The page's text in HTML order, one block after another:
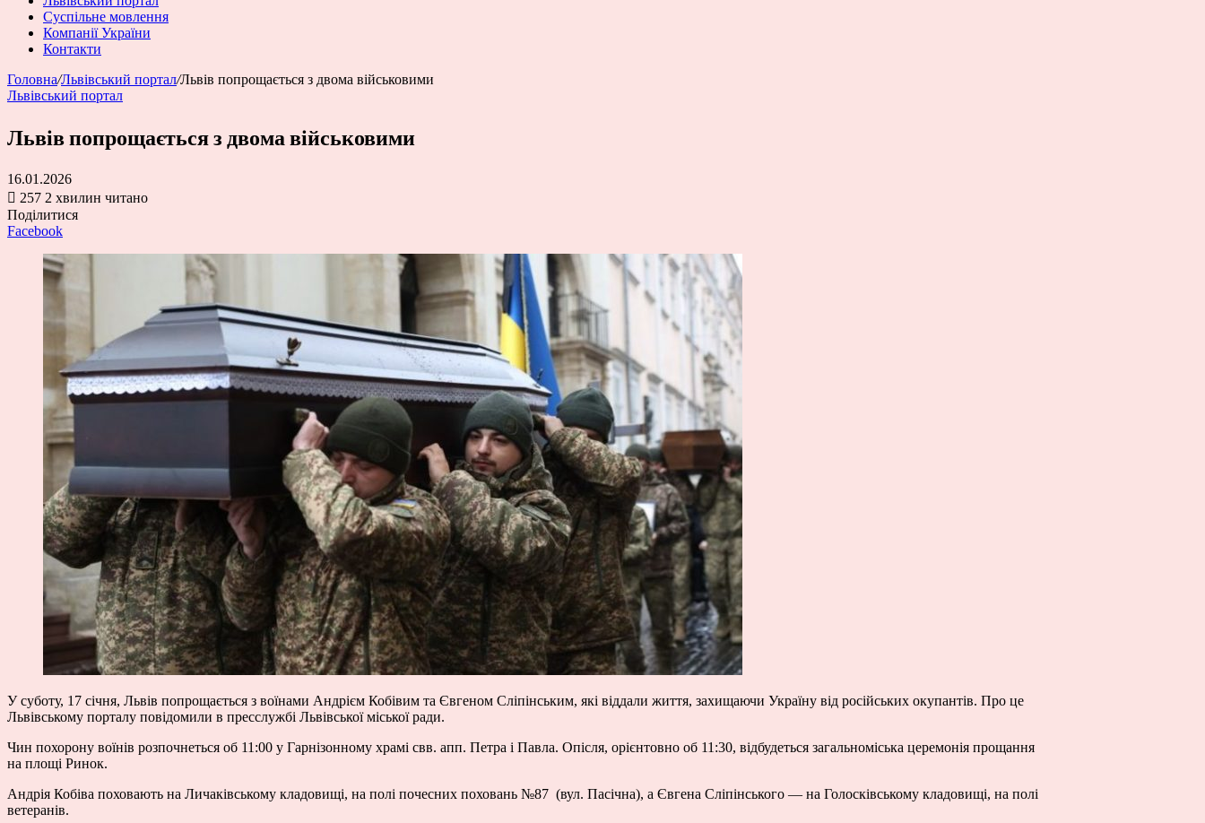
Суспільне мовлення
Компанії України
Контакти
Головна/Львівський портал/Львів попрощається з двома військовими
Львівський портал
Львів попрощається з двома військовими
16.01.2026
257 2 хвилин читано
Поділитися
Facebook
У суботу, 17 січня, Львів попрощається з воїнами Андрієм Кобівим та Євгеном Сліпінським, які віддали життя, захищаючи Україну від російських окупантів. Про це
Львівському порталу повідомили в пресслужбі Львівської міської ради.
Чин похорону воїнів розпочнеться об 11:00 у Гарнізонному храмі свв. апп. Петра і Павла. Опісля, орієнтовно об 11:30, відбудеться загальноміська церемонія прощання
на площі Ринок.
Андрія Кобіва поховають на Личаківському кладовищі, на полі почесних поховань №87 (вул. Пасічна), а Євгена Сліпінського — на Голосківському кладовищі, на полі
ветеранів.